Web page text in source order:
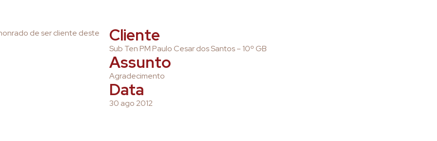
de ser cliente deste Cliente
Sub Ten PM Paulo Cesar dos Santos – 10º GB
Assunto
Agradecimento
Data
30 ago 2012